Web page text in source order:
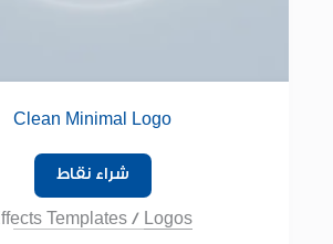
Clean Minimal Logo
شراء نقاط
Templates / Logos